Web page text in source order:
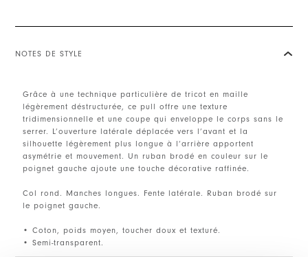
NOTES DE STYLE
Grâce à une technique particulière de tricot en maille
légèrement déstructurée, ce pull offre une texture
tridimensionnelle et une coupe qui enveloppe le corps sans le
serrer. L’ouverture latérale déplacée vers l’avant et la
silhouette légèrement plus longue à l’arrière apportent
asymétrie et mouvement. Un ruban brodé en couleur sur le
poignet gauche ajoute une touche décorative raffinée.
Col rond. Manches longues. Fente latérale. Ruban brodé sur
le poignet gauche.
• Coton, poids moyen, toucher doux et texturé.
• Semi-transparent.